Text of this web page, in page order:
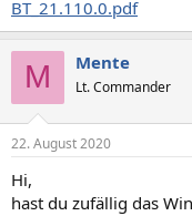
BT_21.110.0.pdf
M Mente
Lt. Commander
22. August 2020
Hi,
hast du zufällig das